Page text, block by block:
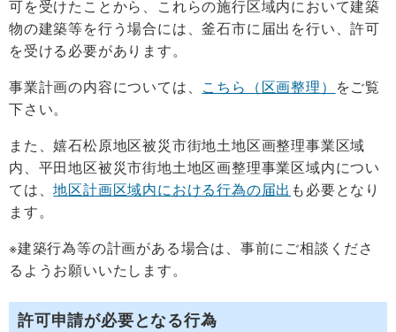
可を受けたことから、これらの施行区域内において建築
物の建築等を行う場合には、釜石市に届出を行い、許可
を受ける必要があります。
事業計画の内容については、 こちら（区画整理） をご覧
下さい。
また、嬉石松原地区被災市街地土地区画整理事業区域
内、平田地区被災市街地土地区画整理事業区域内につい
ては、地区計画区域内における行為の届出 も必要となり
ます。
※建築行為等の計画がある場合は、事前にご相談くださ
るようお願いいたします。
許可申請が必要となる行為